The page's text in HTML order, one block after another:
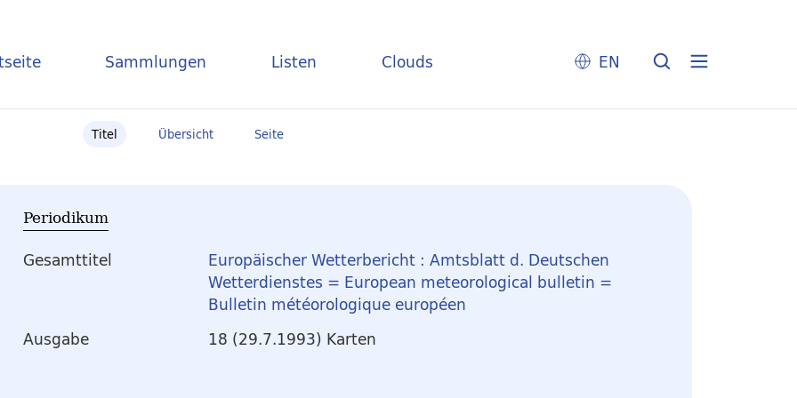
Sammlungen Listen Clouds EN
Titel Übersicht Seite
Periodikum
Gesamttitel
Europäischer Wetterbericht : Amtsblatt d. Deutschen
Wetterdienstes = European meteorological bulletin =
Bulletin météorologique européen
Ausgabe
18 (29.7.1993) Karten